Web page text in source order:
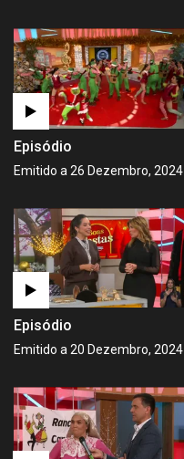
Episódio
Emitido a 26 Dezembro, 2024
Episódio
Emitido a 20 Dezembro, 2024